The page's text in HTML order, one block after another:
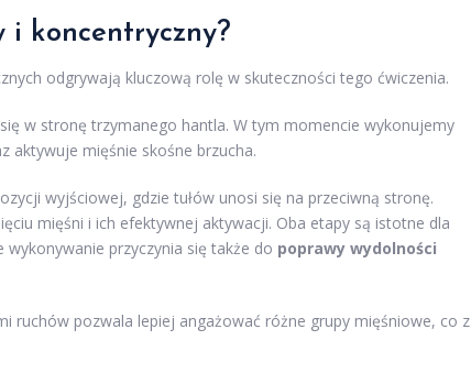
i koncentryczny?
odgrywają kluczową rolę w skuteczności tego ćwiczenia.
w stronę trzymanego hantla. W tym momencie wykonujemy
aktywuje mięśnie skośne brzucha.
wyjściowej, gdzie tułów unosi się na przeciwną stronę.
mięśni i ich efektywnej aktywacji. Oba etapy są istotne dla
wykonywanie przyczynia się także do poprawy wydolności
ruchów pozwala lepiej angażować różne grupy mięśniowe, co z